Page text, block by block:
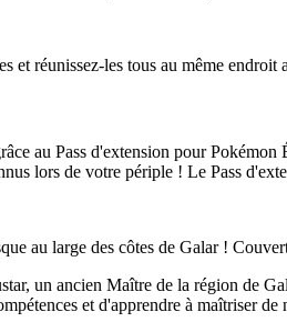
et réunissez-les tous au même
au Pass d'extension pour
lors de votre périple ! Le Pass
au large des côtes de Galar !
un ancien Maître de la région de
et d'apprendre à maîtriser